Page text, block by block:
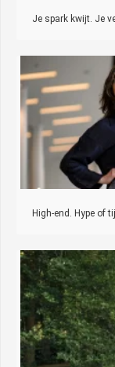
Je spark kwijt. Je
High-end. Hype of